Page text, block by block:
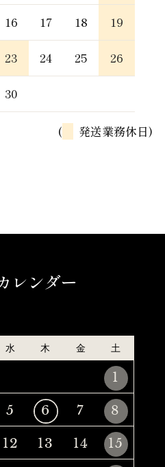
16 17 18 19
23 24 25 26
30
( 発送業務休日)
レンダー
水 木 金 土
1
5 6 7
8
12 13 14
15